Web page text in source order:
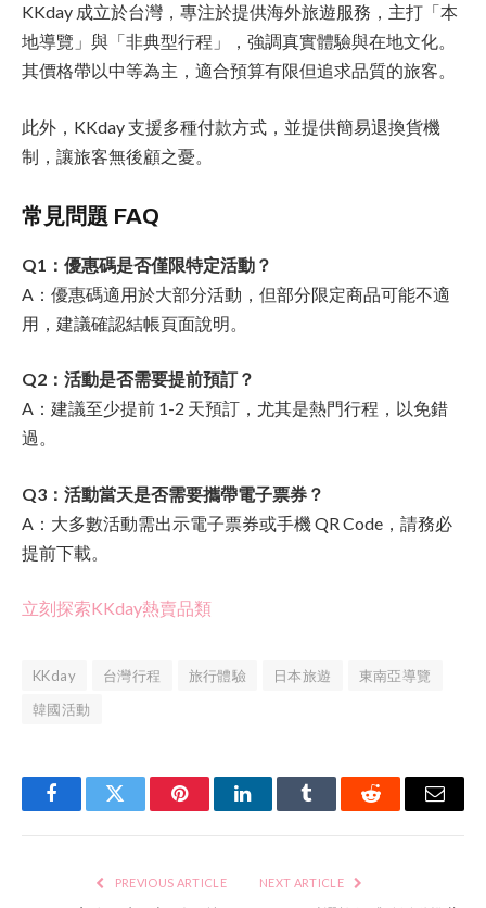
KKday 成立於台灣，專注於提供海外旅遊服務，主打「本
地導覽」與「非典型行程」，強調真實體驗與在地文化。
其價格帶以中等為主，適合預算有限但追求品質的旅客。
此外，KKday 支援多種付款方式，並提供簡易退換貨機
制，讓旅客無後顧之憂。
常見問題 FAQ
Q1：優惠碼是否僅限特定活動？
A：優惠碼適用於大部分活動，但部分限定商品可能不適
用，建議確認結帳頁面說明。
Q2：活動是否需要提前預訂？
A：建議至少提前 1-2 天預訂，尤其是熱門行程，以免錯
過。
Q3：活動當天是否需要攜帶電子票券？
A：大多數活動需出示電子票券或手機 QR Code，請務必
提前下載。
立刻探索KKday熱賣品類
KKday 台灣行程 旅行體驗 日本旅遊
東南亞導覽
韓國活動
FacebookTwitter PinterestLinkedInTumblr Reddit Email
PREVIOUS ARTICLE NEXT ARTICLE